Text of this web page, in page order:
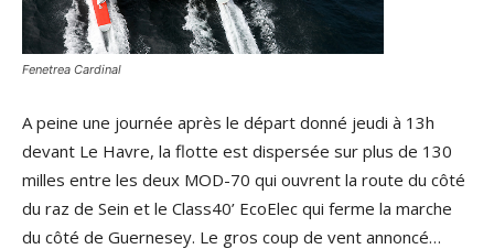
Fenetrea Cardinal
A peine une journée après le départ donné jeudi à 13h
devant Le Havre, la flotte est dispersée sur plus de 130
milles entre les deux MOD-70 qui ouvrent la route du côté
du raz de Sein et le Class40’ EcoElec qui ferme la marche
du côté de Guernesey. Le gros coup de vent annoncé…